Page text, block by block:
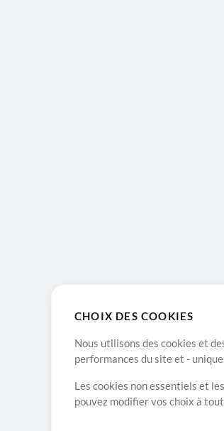
CHOIX DES COOKIES
Nous utilisons des cookies et
performances du site et -
Les cookies non essentiels et
pouvez modifier vos choix à